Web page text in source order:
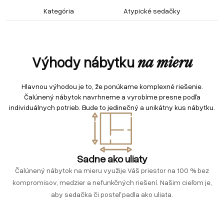
Kategória Atypické sedačky
Výhody nábytkuna mieru
Hlavnou výhodou je to, že ponúkame komplexné riešenie.
Čalúnený nábytok navrhneme a vyrobíme presne podľa
individuálnych potrieb. Bude to jedinečný a unikátny kus nábytku.
Sadne ako uliaty
Čalúnený nábytok na mieru využije Váš priestor na 100 % bez
kompromisov, medzier a nefunkčných riešení. Našim cieľom je,
aby sedačka či posteľ padla ako uliata.